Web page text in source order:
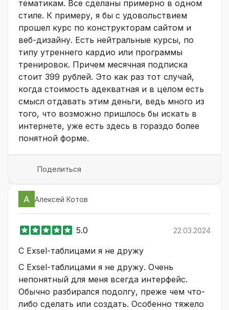
тематикам. Все сделаны примерно в одном
стиле. К примеру, я бы с удовольствием
прошел курс по конструкторам сайтом и
веб-дизайну. Есть нейтральные курсы, по
типу утреннего кардио или программы
тренировок. Причем месячная подписка
стоит 399 рублей. Это как раз тот случай,
когда стоимость адекватная и в целом есть
смысл отдавать этим деньги, ведь много из
того, что возможно пришлось бы искать в
интернете, уже есть здесь в гораздо более
понятной форме.
Поделиться
Алексей Котов
5.0 22.03.2024
С Ехsеl-таблицами я не дружу
С Ехsеl-таблицами я не дружу. Очень
непонятный для меня всегда интерфейс.
Обычно разбирался подолгу, преже чем что-
либо сделать или создать. Особенно тяжело